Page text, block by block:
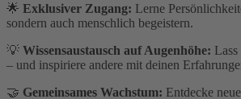
🌟 Exklusiver Zugang: Lerne
sondern auch menschlich begeistern.
💡 Wissensaustausch auf Augenhöhe:
– und inspiriere andere mit deinen
🤝 Gemeinsames Wachstum: Entdecke